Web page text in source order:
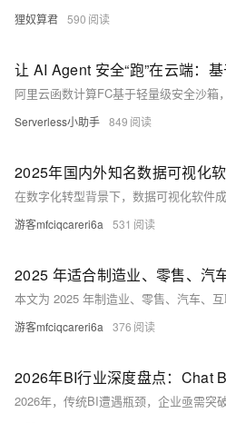
狸奴算君 590
Serverless小助手 849
游客mfciqcareri6a 531
游客mfciqcareri6a 376